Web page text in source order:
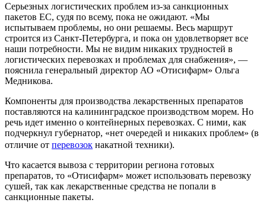
Серьезных логистических проблем из-за санкционных
пакетов ЕС, судя по всему, пока не ожидают. «Мы
испытываем проблемы, но они решаемы. Весь маршрут
строится из Санкт-Петербурга, и пока он удовлетворяет все
наши потребности. Мы не видим никаких трудностей в
логистических перевозках и проблемах для снабжения», —
пояснила генеральный директор АО «Отисифарм» Ольга
Медникова.
Компоненты для производства лекарственных препаратов
поставляются на калининградское производством морем. Но
речь идет именно о контейнерных перевозках. С ними, как
подчеркнул губернатор, «нет очередей и никаких проблем» (в
отличие от перевозок накатной техники).
Что касается вывоза с территории региона готовых
препаратов, то «Отисифарм» может использовать перевозку
сушей, так как лекарственные средства не попали в
санкционные пакеты.